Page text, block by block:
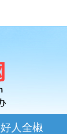
好人全椒